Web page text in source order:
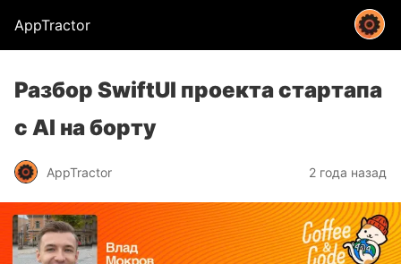
AppTractor
Разбор SwiftUI проекта стартапа
с AI на борту
AppTractor 2 года назад